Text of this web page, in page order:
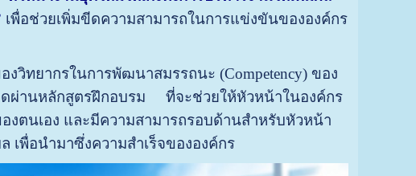
เพื่อช่วยเพิ่มขีดความสามารถในการแข่งขันขององค์กร
ทยากรในการพัฒนาสมรรถนะ (Competency) ของ
ผ่านหลักสูตรฝึกอบรม ที่จะช่วยให้หัวหน้าในองค์กร
ตนเอง และมีความสามารถรอบด้านสำหรับหัวหน้า
เพื่อนำมาซึ่งความสำเร็จขององค์กร